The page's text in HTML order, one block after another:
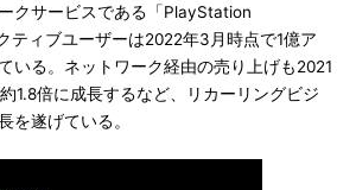
クサービスである「PlayStation
ティブユーザーは2022年3月時点で1億ア
いる。ネットワーク経由の売り上げも2021
1.8倍に成長するなど、リカーリングビジ
を遂げている。